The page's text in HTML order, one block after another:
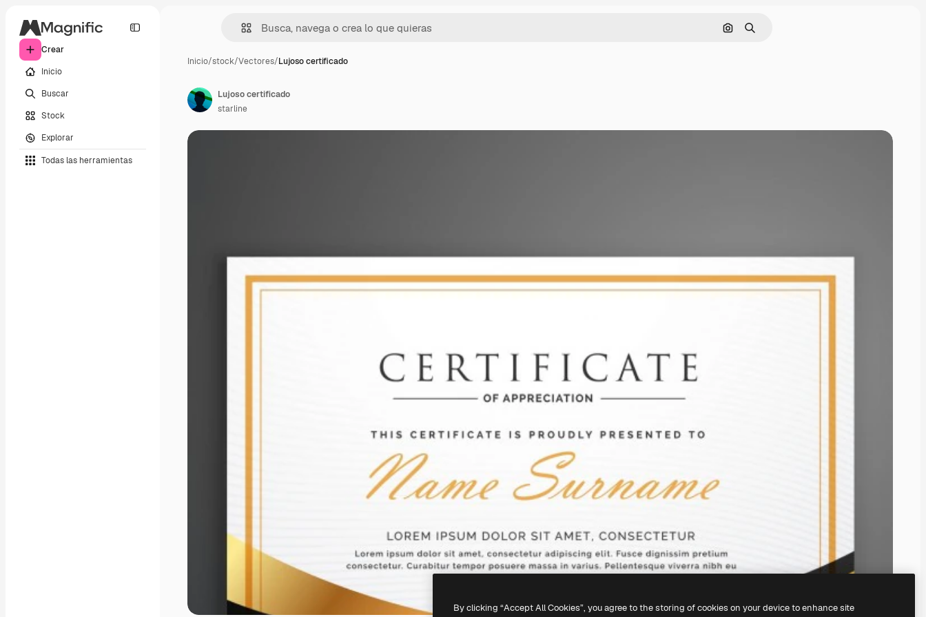
Crear
Inicio
Buscar
Stock
Explorar
Todas las herramientas
Buscar por imagen
Buscar
Inicio/stock/Vectores/Lujoso certificado
Lujoso certificado
starline
By clicking “Accept All Cookies”, you agree to the storing of cookies on your device to enhance site